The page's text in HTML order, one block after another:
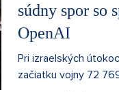
súdny spor so
OpenAI
Pri izraelských
začiatku vojny 72